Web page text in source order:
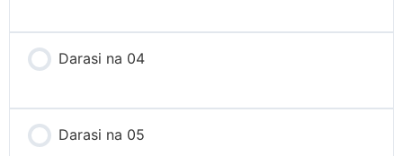
Darasi na 04
Darasi na 05